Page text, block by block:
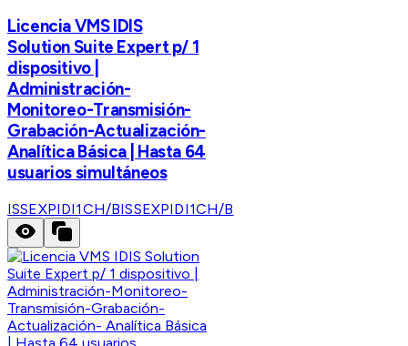
Licencia VMS IDIS
Solution Suite Expert p/ 1
dispositivo |
Administración-
Monitoreo-Transmisión-
Grabación-Actualización-
Analítica Básica | Hasta 64
usuarios simultáneos
ISSEXPIDI1CH/BISSEXPIDI1CH/B